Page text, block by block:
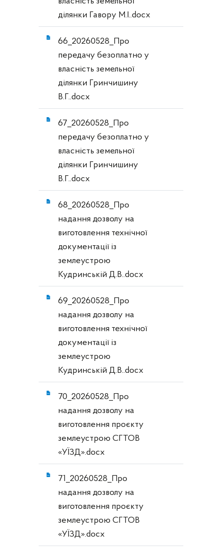
ділянки Гавору М.І..docx
66_20260528_Про
передачу безоплатно у
власність земельної
ділянки Гринчишину
В.Г..docx
67_20260528_Про
передачу безоплатно у
власність земельної
ділянки Гринчишину
В.Г..docx
68_20260528_Про
надання дозволу на
виготовлення технічної
документації із
землеустрою
Кудринській Д.В..docx
69_20260528_Про
надання дозволу на
виготовлення технічної
документації із
землеустрою
Кудринській Д.В..docx
70_20260528_Про
надання дозволу на
виготовлення проєкту
землеустрою СГТОВ
«УЇЗД».docx
71_20260528_Про
надання дозволу на
виготовлення проєкту
землеустрою СГТОВ
«УЇЗД».docx